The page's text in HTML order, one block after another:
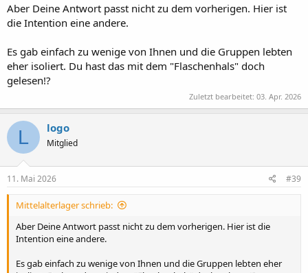
Aber Deine Antwort passt nicht zu dem vorherigen. Hier ist
die Intention eine andere.
Es gab einfach zu wenige von Ihnen und die Gruppen lebten
eher isoliert. Du hast das mit dem "Flaschenhals" doch
gelesen!?
Zuletzt bearbeitet: 03. Apr. 2026
L logo
Mitglied
11. Mai 2026 #39
Mittelalterlager schrieb:
Aber Deine Antwort passt nicht zu dem vorherigen. Hier ist die
Intention eine andere.
Es gab einfach zu wenige von Ihnen und die Gruppen lebten eher